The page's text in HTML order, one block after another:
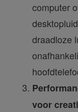
computer
draadloze
voor